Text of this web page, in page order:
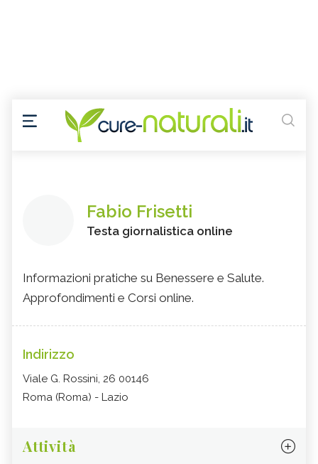
Fabio Frisetti
Testa giornalistica online
Informazioni pratiche su Benessere e Salute.
Approfondimenti e Corsi online.
Indirizzo
Viale G. Rossini, 26 00146
Roma (Roma) - Lazio
Attività